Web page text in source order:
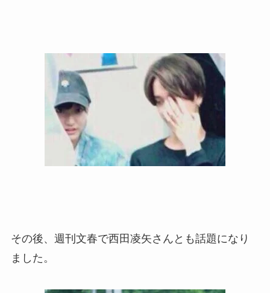
その後、週刊文春で西田凌矢さんとも話題になり
ました。